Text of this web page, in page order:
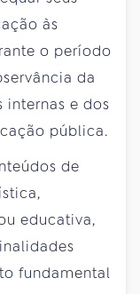
às
o período
da
internas e dos
pública.
de
educativa,
fundamental